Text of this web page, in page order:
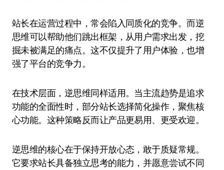
站长在运营过程中，常会陷入同质化的竞争。而逆
思维可以帮助他们跳出框架，从用户需求出发，挖
掘未被满足的痛点。这不仅提升了用户体验，也增
强了平台的竞争力。
在技术层面，逆思维同样适用。当主流趋势是追求
功能的全面性时，部分站长选择简化操作，聚焦核
心功能。这种策略反而让产品更易用、更受欢迎。
逆思维的核心在于保持开放心态，敢于质疑常规。
它要求站长具备独立思考的能力，并愿意尝试不同